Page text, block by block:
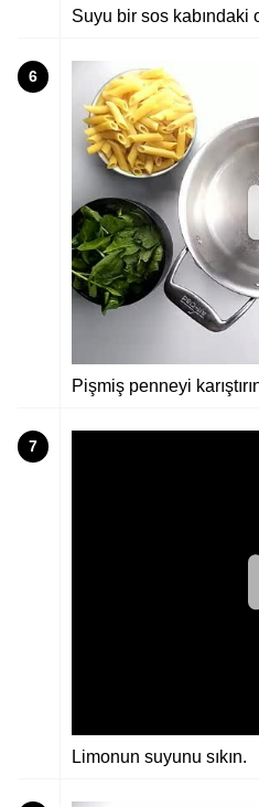
Suyu bir sos kabındaki
6
Pişmiş penneyi
7
Limonun suyunu sıkın.